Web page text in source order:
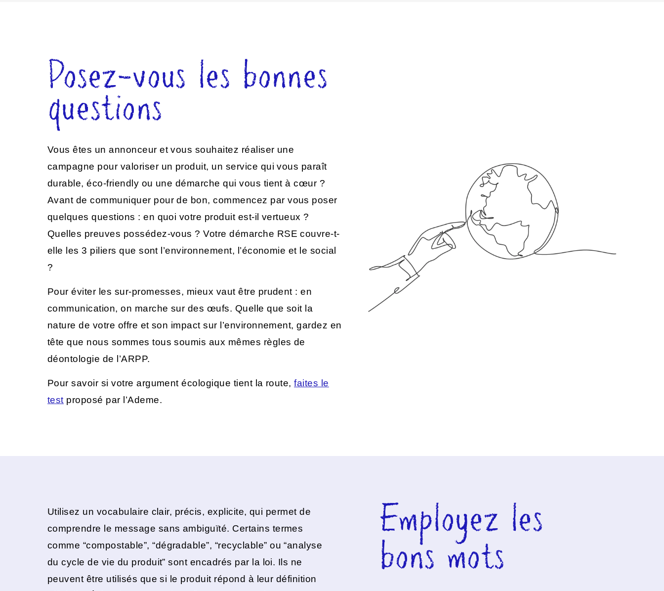
Posez-vous les bonnes
questions
Vous êtes un annonceur et vous souhaitez réaliser une
campagne pour valoriser un produit, un service qui vous paraît
durable, éco-friendly ou une démarche qui vous tient à cœur ?
Avant de communiquer pour de bon, commencez par vous poser
quelques questions : en quoi votre produit est-il vertueux ?
Quelles preuves possédez-vous ? Votre démarche RSE couvre-t-
elle les 3 piliers que sont l’environnement, l’économie et le social
?
Pour éviter les sur-promesses, mieux vaut être prudent : en
communication, on marche sur des œufs. Quelle que soit la
nature de votre offre et son impact sur l’environnement, gardez en
tête que nous sommes tous soumis aux mêmes règles de
déontologie de l’ARPP.
Pour savoir si votre argument écologique tient la route,faites le
testproposé par l’Ademe.
Employez les
bons mots
Utilisez un vocabulaire clair, précis, explicite, qui permet de
comprendre le message sans ambiguïté. Certains termes
comme “compostable”, “dégradable”, “recyclable” ou “analyse
du cycle de vie du produit” sont encadrés par la loi. Ils ne
peuvent être utilisés que si le produit répond à leur définition